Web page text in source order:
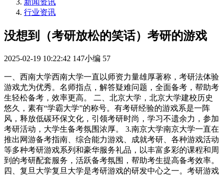
新闻资讯
行业资讯
没想到（考研放松的笑话）考研的游戏
2025-02-19 10:22:42 147小编 57
一、西南大学西南大学一直以师资力量雄厚著称，考研法体验
游戏尤为优秀。名师指点，解答疑难问题，全面备考，帮助考
生轻松备考，效率更高。 二、北京大学，北京大学建校历史
悠久，素有“学霸大学”的称号。有考研经验的游戏系是一阵
风，释放低碳环保文化，引领考研时尚，学习不遗余力，参加
考研活动，大学生备考氛围浓厚。 3.南京大学南京大学一直在
推出网游备考指南、综合能力游戏、成就考研、各种游戏活动
等多种考研游戏系列和豪华服务礼品，以丰富多彩的课程和周
到的考研配套服务，活跃备考氛围，帮助考生提高备考效率。
四、复旦大学复旦大学是考研游戏的研发中心之一。考研游戏